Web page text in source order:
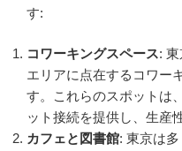
す:
コワーキングスペース:
エリアに点在するコワー
す。これらのスポットは
ット接続を提供し、生産
カフェと図書館: 東京は